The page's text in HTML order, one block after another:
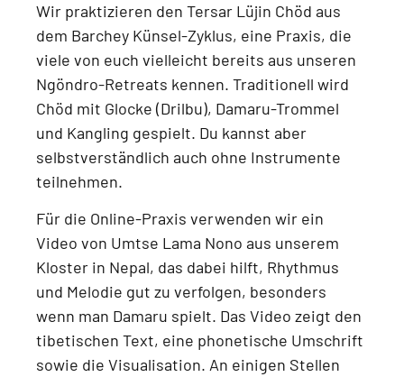
Wir praktizieren den Tersar Lüjin Chöd aus
dem Barchey Künsel-Zyklus, eine Praxis, die
viele von euch vielleicht bereits aus unseren
Ngöndro-Retreats kennen. Traditionell wird
Chöd mit Glocke (Drilbu), Damaru-Trommel
und Kangling gespielt. Du kannst aber
selbstverständlich auch ohne Instrumente
teilnehmen.
Für die Online-Praxis verwenden wir ein
Video von Umtse Lama Nono aus unserem
Kloster in Nepal, das dabei hilft, Rhythmus
und Melodie gut zu verfolgen, besonders
wenn man Damaru spielt. Das Video zeigt den
tibetischen Text, eine phonetische Umschrift
sowie die Visualisation. An einigen Stellen